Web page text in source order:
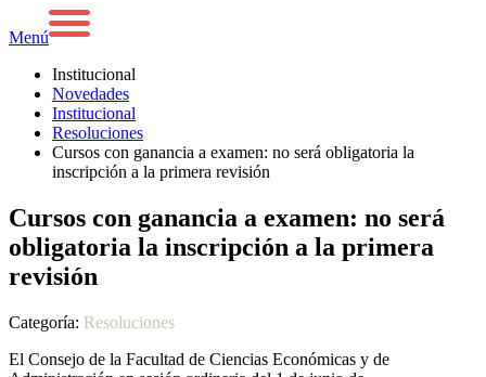
Menú
Institucional
Novedades
Institucional
Resoluciones
Cursos con ganancia a examen: no será obligatoria la
inscripción a la primera revisión
Cursos con ganancia a examen: no será
obligatoria la inscripción a la primera
revisión
Categoría: Resoluciones
El Consejo de la Facultad de Ciencias Económicas y de